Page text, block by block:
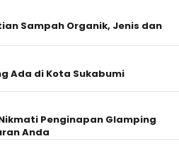
Sampah Organik, Jenis dan
Ada di Kota Sukabumi
Penginapan Glamping
Anda